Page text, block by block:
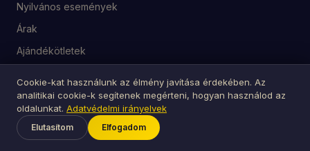
Nyilvános események
Árak
Ajándékötletek
JOGI
Cookie-kat használunk az élmény javítása érdekében. Az
analitikai cookie-k segítenek megérteni, hogyan használod az
oldalunkat. Adatvédelmi irányelvek
Elutasítom Elfogadom